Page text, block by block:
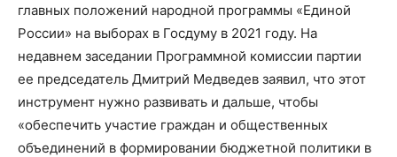
главных положений народной программы «Единой
России» на выборах в Госдуму в 2021 году. На
недавнем заседании Программной комиссии партии
ее председатель Дмитрий Медведев заявил, что этот
инструмент нужно развивать и дальше, чтобы
«обеспечить участие граждан и общественных
объединений в формировании бюджетной политики в